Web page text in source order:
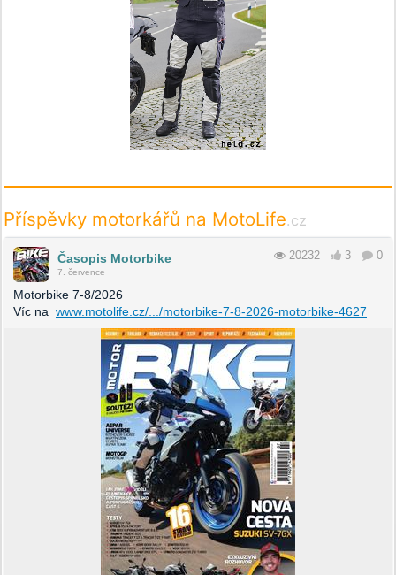
Příspěvky motorkářů na MotoLife.cz
Časopis Motorbike
7. července
20232 3 0
Motorbike 7-8/2026
Víc na www.motolife.cz/.../motorbike-7-8-2026-motorbike-4627